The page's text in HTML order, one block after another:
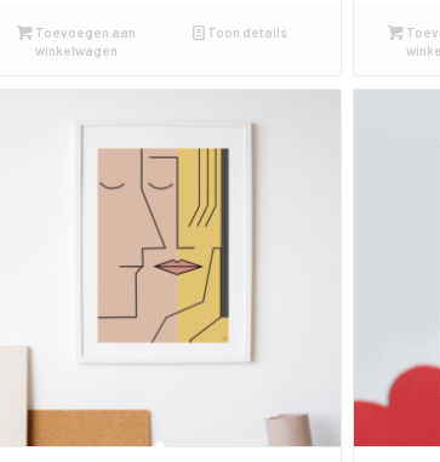
Toevoegen aan
winkelwagen
Toon details